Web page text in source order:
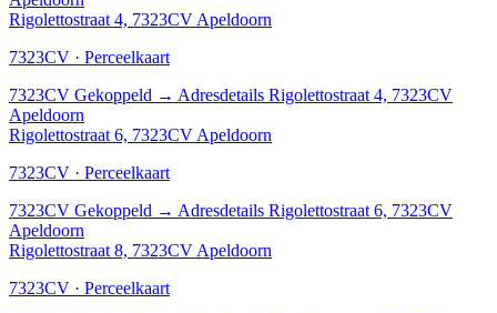
Rigolettostraat 4, 7323CV Apeldoorn
7323CV · Perceelkaart
7323CV Gekoppeld → Adresdetails Rigolettostraat 4, 7323CV
Apeldoorn
Rigolettostraat 6, 7323CV Apeldoorn
7323CV · Perceelkaart
7323CV Gekoppeld → Adresdetails Rigolettostraat 6, 7323CV
Apeldoorn
Rigolettostraat 8, 7323CV Apeldoorn
7323CV · Perceelkaart